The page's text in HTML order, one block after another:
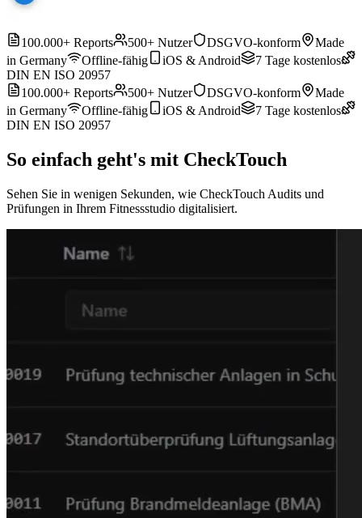
100.000+ Reports 500+ Nutzer DSGVO-konform
Made
in Germany
Offline-fähig iOS & Android
7 Tage kostenlos
DIN EN ISO 20957
100.000+ Reports
500+ Nutzer DSGVO-konform
Made
in Germany
Offline-fähig iOS & Android
7 Tage kostenlos
DIN EN ISO 20957
So einfach geht's mit CheckTouch
Sehen Sie in wenigen Sekunden, wie CheckTouch Audits und
Prüfungen in Ihrem Fitnessstudio digitalisiert.